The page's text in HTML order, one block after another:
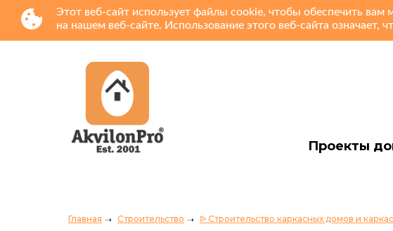
Этот веб-сайт использует файлы cookie, чтобы обеспечить вам
на нашем веб-сайте. Использование этого веб-сайта означает,
Проекты
Главная Строительство ᐉ Строительство каркасных домов и